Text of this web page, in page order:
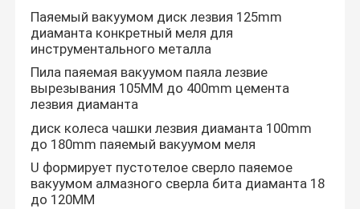
Паяемый вакуумом диск лезвия 125mm
диаманта конкретный меля для
инструментального металла
Пила паяемая вакуумом паяла лезвие
вырезывания 105MM до 400mm цемента
лезвия диаманта
диск колеса чашки лезвия диаманта 100mm
до 180mm паяемый вакуумом меля
U формирует пустотелое сверло паяемое
вакуумом алмазного сверла бита диаманта 18
до 120MM